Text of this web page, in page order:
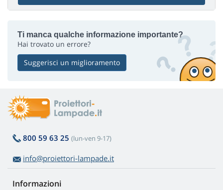
Ti manca qualche informazione importante?
Hai trovato un errore?
Suggerisci un miglioramento
800 59 63 25 (lun-ven 9-17)
info@proiettori-lampade.it
Informazioni